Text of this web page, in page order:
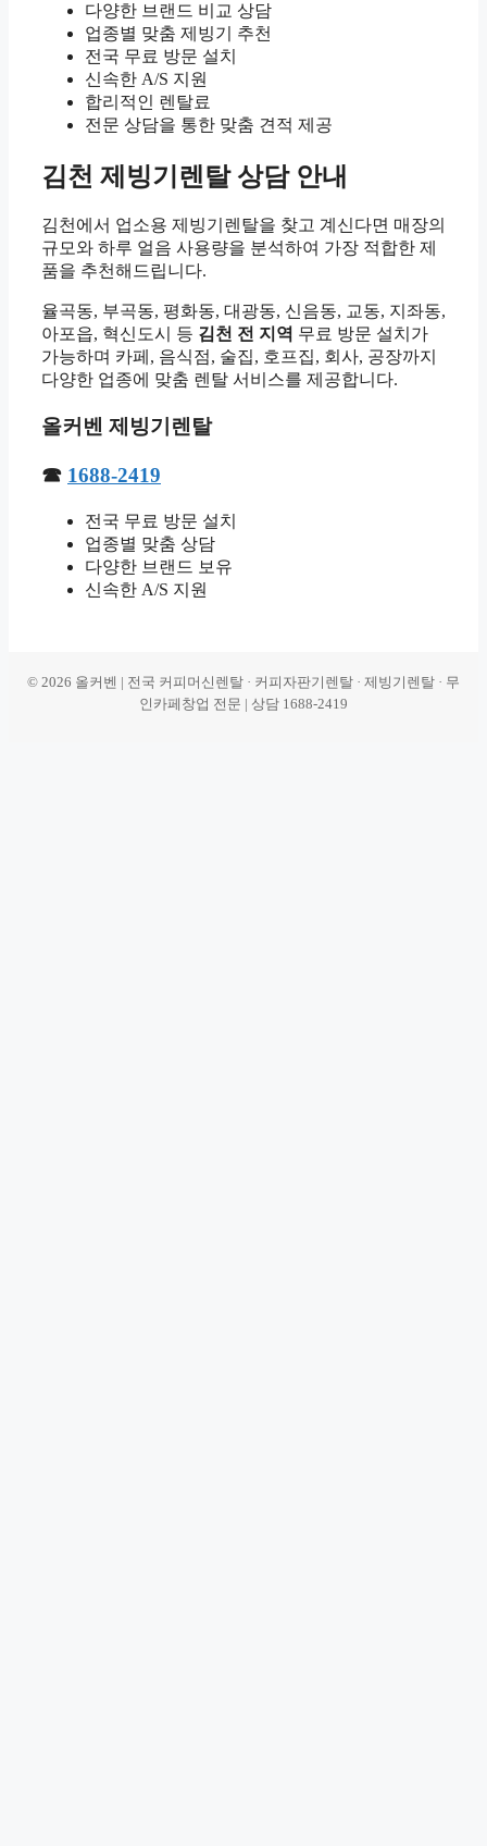
다양한 브랜드 비교 상담
업종별 맞춤 제빙기 추천
전국 무료 방문 설치
신속한 A/S 지원
합리적인 렌탈료
전문 상담을 통한 맞춤 견적 제공
김천 제빙기렌탈 상담 안내
김천에서 업소용 제빙기렌탈을 찾고 계신다면 매장의
규모와 하루 얼음 사용량을 분석하여 가장 적합한 제
품을 추천해드립니다.
율곡동, 부곡동, 평화동, 대광동, 신음동, 교동, 지좌동,
아포읍, 혁신도시 등 김천 전 지역 무료 방문 설치가
가능하며 카페, 음식점, 술집, 호프집, 회사, 공장까지
다양한 업종에 맞춤 렌탈 서비스를 제공합니다.
올커벤 제빙기렌탈
☎ 1688-2419
전국 무료 방문 설치
업종별 맞춤 상담
다양한 브랜드 보유
신속한 A/S 지원
© 2026 올커벤 | 전국 커피머신렌탈 · 커피자판기렌탈 · 제빙기렌탈 · 무
인카페창업 전문 | 상담 1688-2419